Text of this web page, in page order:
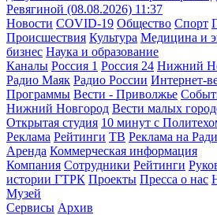
Ревягиной (08.08.2026) 11:37
Новости COVID-19 Общество Спорт
Происшествия Культура Медицина и
бизнес Наука и образование
Каналы Россия 1 Россия 24 Нижний
Радио Маяк Радио России Интернет-
Программы Вести - Приволжье
Нижний Новгород Вести малых
Открытая студия 10 минут с
Реклама Рейтинги ТВ Реклама на
Аренда Коммерческая информация
Компания Сотрудники Рейтинги
истории ГТРК Проекты Пресса о нас
Музей
Сервисы Архив